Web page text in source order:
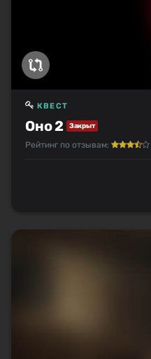
Оно 2 Закрыт
КВЕСТ
Рейтинг по отзывам: